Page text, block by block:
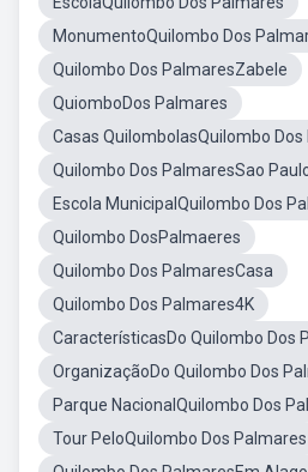
MonumentoQuilombo Dos
Quilombo Dos PalmaresZabele
QuiomboDos Palmares
Casas QuilombolasQuilombo
Quilombo Dos PalmaresSao
Escola MunicipalQuilombo Dos
Quilombo DosPalmaeres
Quilombo Dos PalmaresCasa
Quilombo Dos Palmares4K
CaracterísticasDo Quilombo Dos
OrganizaçãoDo Quilombo Dos
Parque NacionalQuilombo Dos
Tour PeloQuilombo Dos Palmares